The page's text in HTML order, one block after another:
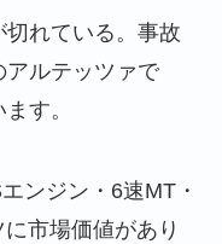
れている。事故
アルテッツァで
す。
ンジン・6速MT・
市場価値があり